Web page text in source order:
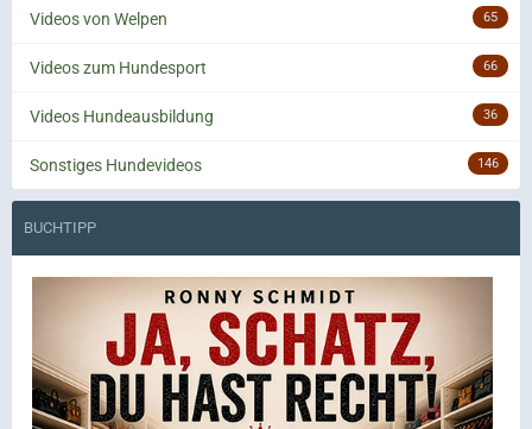
Videos von Welpen 65
Videos zum Hundesport 66
Videos Hundeausbildung 36
Sonstiges Hundevideos 146
BUCHTIPP